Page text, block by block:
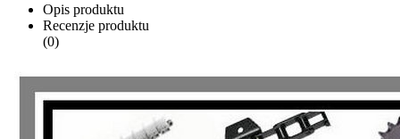
Opis produktu
Recenzje produktu
(0)